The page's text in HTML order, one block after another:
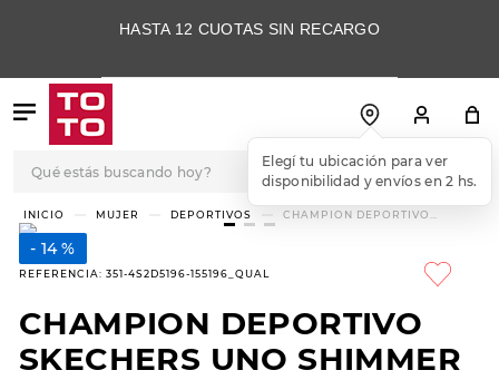
HASTA 12 CUOTAS SIN RECARGO
Elegí tu ubicación para ver
disponibilidad y envíos en 2 hs.
MUJER DEPORTIVOS
CHAMPION DEPORTIVO
14 %
REFERENCIA: 351-4S2D5196-155196_QUAL
CHAMPION DEPORTIVO
SKECHERS UNO SHIMMER
TÉRMINOS MÁS
BUSCADOS
1
3.
skechers slip-ins